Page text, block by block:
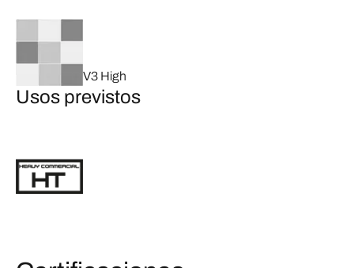
V3 High
Usos previstos